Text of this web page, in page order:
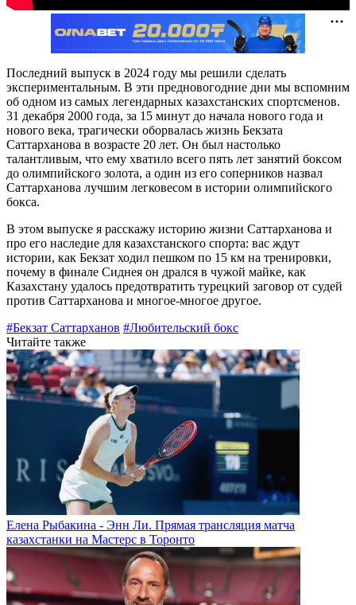
Последний выпуск в 2024 году мы решили сделать
экспериментальным. В эти предновогодние дни мы вспомним
об одном из самых легендарных казахстанских спортсменов.
31 декабря 2000 года, за 15 минут до начала нового года и
нового века, трагически оборвалась жизнь Бекзата
Саттарханова в возрасте 20 лет. Он был настолько
талантливым, что ему хватило всего пять лет занятий боксом
до олимпийского золота, а один из его соперников назвал
Саттарханова лучшим легковесом в истории олимпийского
бокса.
В этом выпуске я расскажу историю жизни Саттарханова и
про его наследие для казахстанского спорта: вас ждут
истории, как Бекзат ходил пешком по 15 км на тренировки,
почему в финале Сиднея он дрался в чужой майке, как
Казахстану удалось предотвратить турецкий заговор от судей
против Саттарханова и многое-многое другое.
#Бекзат Саттарханов #Любительский бокс
Читайте также
Елена Рыбакина - Энн Ли. Прямая трансляция матча
казахстанки на Мастерс в Торонто